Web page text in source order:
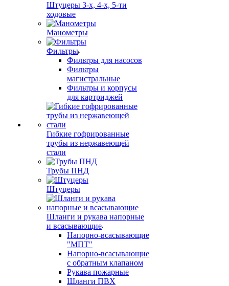
Штуцеры 3-х, 4-х, 5-ти
ходовые
Манометры
Фильтры
Фильтры для насосов
Фильтры
магистральные
Фильтры и корпусы
для картриджей
Гибкие гофрированные
трубы из нержавеющей
стали
Трубы ПНД
Штуцеры
Шланги и рукава напорные
и всасывающие
Напорно-всасывающие
"МПТ"
Напорно-всасывающие
с обратным клапаном
Рукава пожарные
Шланги ПВХ